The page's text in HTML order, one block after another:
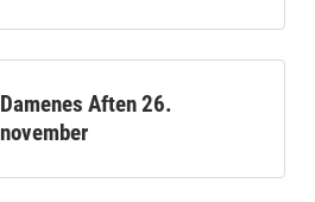
Damenes Aften 26.
november